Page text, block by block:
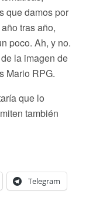
que damos por
tras año,
poco. Ah, y no.
la imagen de
Mario RPG.
que lo
también
Telegram